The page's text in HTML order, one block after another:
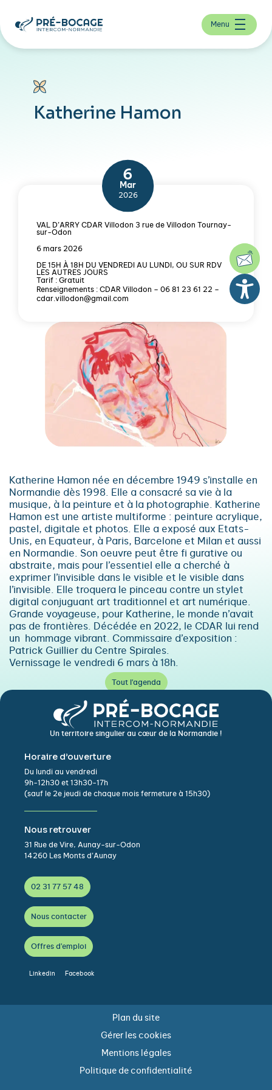
Menu
Katherine Hamon
6
Mar
2026
VAL D’ARRY CDAR Villodon 3 rue de Villodon Tournay-
sur-Odon
6 mars 2026
DE 15H À 18H DU VENDREDI AU LUNDI, OU SUR RDV
LES AUTRES JOURS
Tarif : Gratuit
Renseignements : CDAR Villodon – 06 81 23 61 22 –
cdar.villodon@gmail.com
Katherine Hamon née en décembre 1949 s’installe en
Normandie dès 1998. Elle a consacré sa vie à la
musique, à la peinture et à la photographie. Katherine
Hamon est une artiste multiforme : peinture acrylique,
pastel, digitale et photos. Elle a exposé aux Etats-
Unis, en Equateur, à Paris, Barcelone et Milan et aussi
en Normandie. Son oeuvre peut être fi gurative ou
abstraite, mais pour l’essentiel elle a cherché à
exprimer l’invisible dans le visible et le visible dans
l’invisible. Elle troquera le pinceau contre un stylet
digital conjuguant art traditionnel et art numérique.
Grande voyageuse, pour Katherine, le monde n’avait
pas de frontières. Décédée en 2022, le CDAR lui rend
un hommage vibrant. Commissaire d’exposition :
Patrick Guillier du Centre Spirales.
Vernissage le vendredi 6 mars à 18h.
Tout l'agenda
Un territoire singulier au cœur de la Normandie !
Horaire d’ouverture
Du lundi au vendredi
9h-12h30 et 13h30-17h
(sauf le 2e jeudi de chaque mois fermeture à 15h30)
Nous retrouver
31 Rue de Vire, Aunay-sur-Odon
14260 Les Monts d’Aunay
02 31 77 57 48
Nous contacter
Offres d'emploi
Linkedin Facebook
Plan du site
Gérer les cookies
Mentions légales
Politique de confidentialité